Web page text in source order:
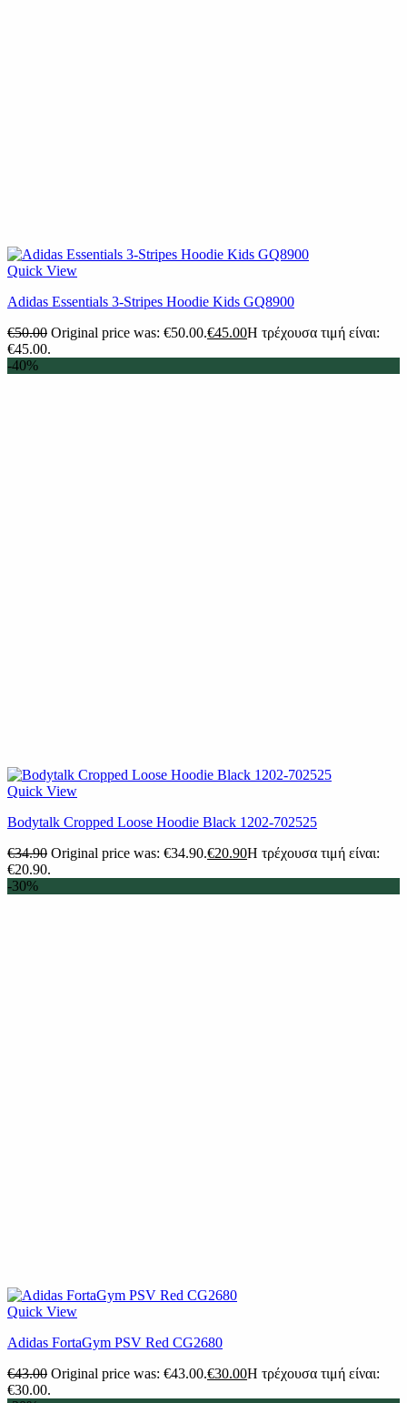
Quick View
Adidas Essentials 3-Stripes Hoodie Kids GQ8900
€50.00 Original price was: €50.00.€45.00Η τρέχουσα τιμή είναι:
€45.00.
-40%
Quick View
Bodytalk Cropped Loose Hoodie Black 1202-702525
€34.90 Original price was: €34.90.€20.90Η τρέχουσα τιμή είναι:
€20.90.
-30%
Quick View
Adidas FortaGym PSV Red CG2680
€43.00 Original price was: €43.00.€30.00Η τρέχουσα τιμή είναι:
€30.00.